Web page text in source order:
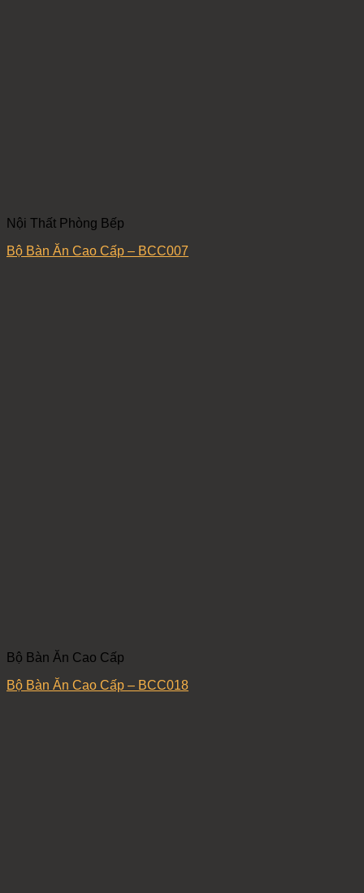
Nội Thất Phòng Bếp
Bộ Bàn Ăn Cao Cấp – BCC007
Bộ Bàn Ăn Cao Cấp
Bộ Bàn Ăn Cao Cấp – BCC018